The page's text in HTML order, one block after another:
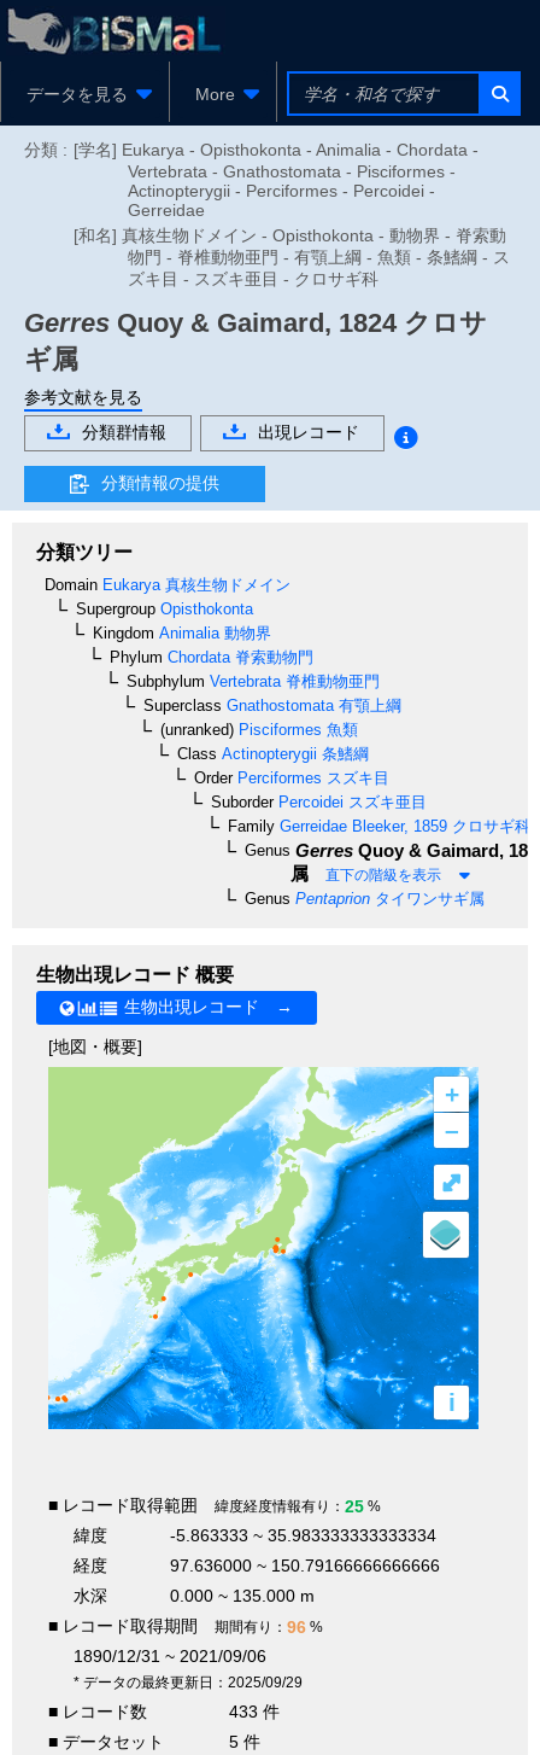
データを見る More
分類 : [学名] Eukarya - Opisthokonta - Animalia - Chordata -
Vertebrata - Gnathostomata - Pisciformes -
Actinopterygii - Perciformes - Percoidei -
Gerreidae
[和名] 真核生物ドメイン - Opisthokonta - 動物界 - 脊索動
物門 - 脊椎動物亜門 - 有顎上綱 - 魚類 - 条鰭綱 - ス
ズキ目 - スズキ亜目 - クロサギ科
Gerres Quoy & Gaimard, 1824 クロサ
ギ属
参考文献を見る
分類群情報
出現レコード
分類情報の提供
分類ツリー
Domain Eukarya 真核生物ドメイン
Supergroup Opisthokonta
Kingdom Animalia 動物界
Phylum Chordata 脊索動物門
Subphylum Vertebrata 脊椎動物亜門
Superclass Gnathostomata 有顎上綱
(unranked) Pisciformes 魚類
Class Actinopterygii 条鰭綱
OrderPerciformes スズキ目
SuborderPercoidei スズキ亜目
Family Gerreidae Bleeker, 1859 クロサギ科
Genus Gerres Quoy & Gaimard,
属
直下の階級を表示
Genus Pentaprion タイワンサギ属
生物出現レコード 概要
生物出現レコード →
[地図・概要]
+
–
i
⤢
■ レコード取得範囲 緯度経度情報有り： 25 %
緯度
-5.863333 ~ 35.983333333333334
経度
97.636000 ~ 150.79166666666666
水深
0.000 ~ 135.000 m
■ レコード取得期間
期間有り： 96 %
1890/12/31 ~ 2021/09/06
* データの最終更新日：2025/09/29
■ レコード数
433 件
■ データセット
5 件